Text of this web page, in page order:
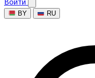
Войти
BY RU